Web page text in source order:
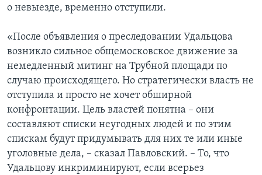
о невыезде, временно отступили.
«После объявления о преследовании Удальцова
возникло сильное общемосковское движение за
немедленный митинг на Трубной площади по
случаю происходящего. Но стратегически власть не
отступила и просто не хочет обширной
конфронтации. Цель властей понятна – они
составляют списки неугодных людей и по этим
спискам будут придумывать для них те или иные
уголовные дела, – сказал Павловский. – То, что
Удальцову инкриминируют, если всерьез